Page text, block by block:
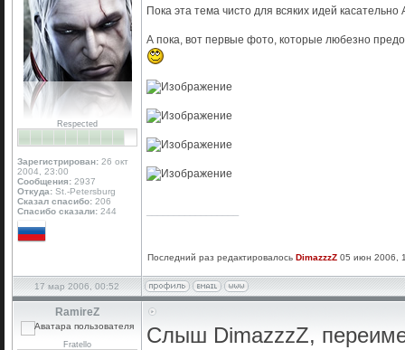
Respected
Зарегистрирован: 26 окт
2004, 23:00
Сообщения: 2937
Откуда: St.-Petersburg
Сказал спасибо: 206
Спасибо сказали: 244
Пока эта тема чисто для всяких идей
А пока, вот первые фото, которые любезно
Последний раз редактировалось DimazzzZ 05 июн 2006,
17 мар 2006, 00:52
RamireZ
Fratello
Слыш DimazzzZ,